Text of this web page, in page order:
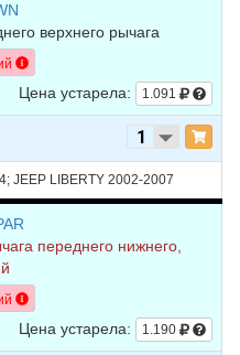
верхнего рычага
Цена устарела: 1.091
JEEP LIBERTY 2002-2007
переднего нижнего,
Цена устарела: 1.190